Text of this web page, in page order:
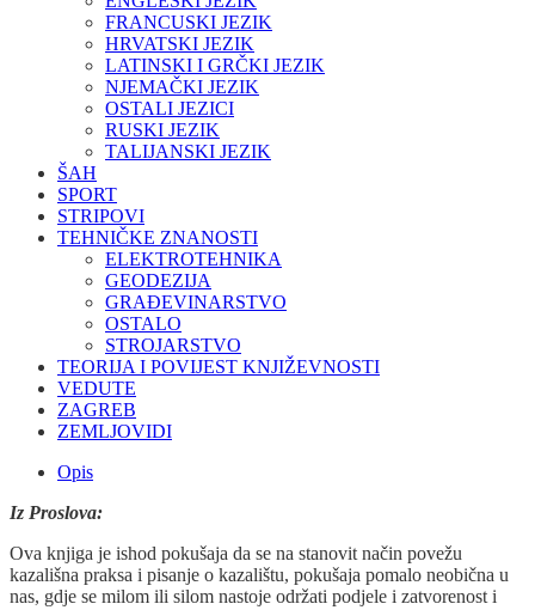
FRANCUSKI JEZIK
HRVATSKI JEZIK
LATINSKI I GRČKI JEZIK
NJEMAČKI JEZIK
OSTALI JEZICI
RUSKI JEZIK
TALIJANSKI JEZIK
ŠAH
SPORT
STRIPOVI
TEHNIČKE ZNANOSTI
ELEKTROTEHNIKA
GEODEZIJA
GRAĐEVINARSTVO
OSTALO
STROJARSTVO
TEORIJA I POVIJEST KNJIŽEVNOSTI
VEDUTE
ZAGREB
ZEMLJOVIDI
Opis
Iz Proslova:
Ova knjiga je ishod pokušaja da se na stanovit način povežu
kazališna praksa i pisanje o kazalištu, pokušaja pomalo neobična u
nas, gdje se milom ili silom nastoje održati podjele i zatvorenost i